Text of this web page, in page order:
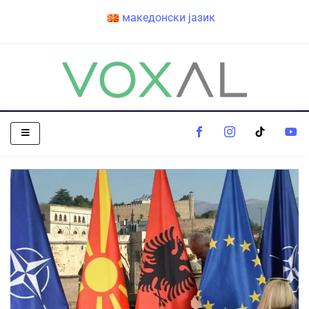
македонски јазик